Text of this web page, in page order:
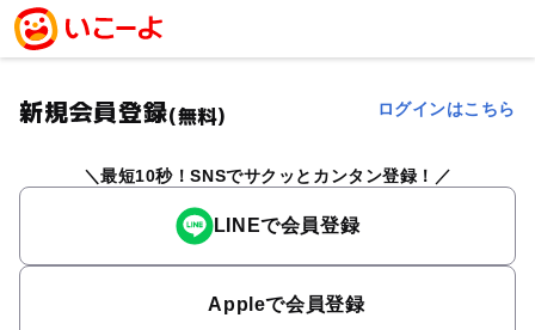
新規会員登録(無料) ログインはこちら
最短10秒！SNSでサクッとカンタン登録！
LINEで会員登録
Appleで会員登録